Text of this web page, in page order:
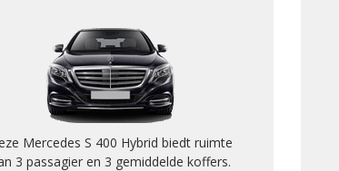
Mercedes S 400 Hybrid biedt ruimte
3 passagier en 3 gemiddelde koffers.